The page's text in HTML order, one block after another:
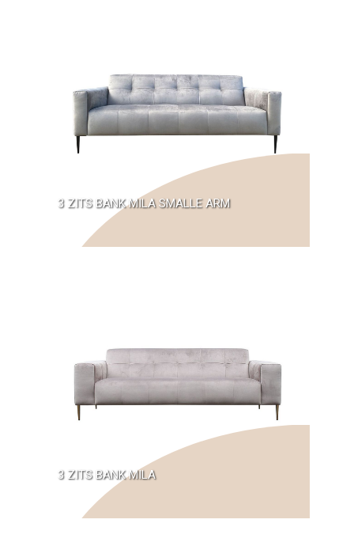
3 ZITS BANK MILA SMALLE ARM
3 ZITS BANK MILA